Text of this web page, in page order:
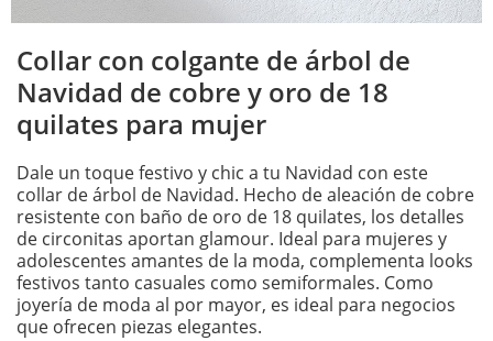
Collar con colgante de árbol de
Navidad de cobre y oro de 18
quilates para mujer
Dale un toque festivo y chic a tu Navidad con este
collar de árbol de Navidad. Hecho de aleación de cobre
resistente con baño de oro de 18 quilates, los detalles
de circonitas aportan glamour. Ideal para mujeres y
adolescentes amantes de la moda, complementa looks
festivos tanto casuales como semiformales. Como
joyería de moda al por mayor, es ideal para negocios
que ofrecen piezas elegantes.